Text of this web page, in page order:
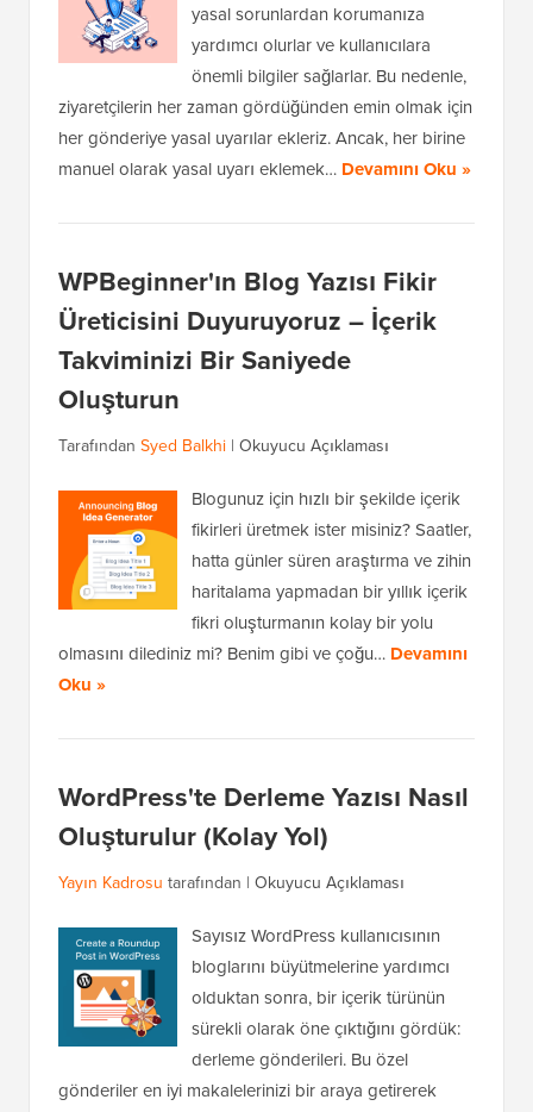
yasal sorunlardan korumanıza
yardımcı olurlar ve kullanıcılara
önemli bilgiler sağlarlar. Bu nedenle,
ziyaretçilerin her zaman gördüğünden emin olmak için
her gönderiye yasal uyarılar ekleriz. Ancak, her birine
manuel olarak yasal uyarı eklemek… Devamını Oku »
WPBeginner'ın Blog Yazısı Fikir
Üreticisini Duyuruyoruz – İçerik
Takviminizi Bir Saniyede
Oluşturun
Tarafından Syed Balkhi | Okuyucu Açıklaması
Blogunuz için hızlı bir şekilde içerik
fikirleri üretmek ister misiniz? Saatler,
hatta günler süren araştırma ve zihin
haritalama yapmadan bir yıllık içerik
fikri oluşturmanın kolay bir yolu
olmasını dilediniz mi? Benim gibi ve çoğu… Devamını
Oku »
WordPress'te Derleme Yazısı Nasıl
Oluşturulur (Kolay Yol)
Yayın Kadrosu tarafından | Okuyucu Açıklaması
Sayısız WordPress kullanıcısının
bloglarını büyütmelerine yardımcı
olduktan sonra, bir içerik türünün
sürekli olarak öne çıktığını gördük:
derleme gönderileri. Bu özel
gönderiler en iyi makalelerinizi bir araya getirerek